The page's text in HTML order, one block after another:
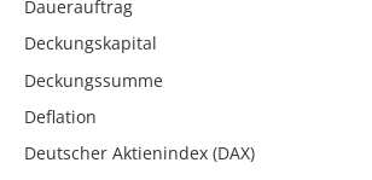
Dauerauftrag
Deckungskapital
Deckungssumme
Deflation
Deutscher Aktienindex (DAX)